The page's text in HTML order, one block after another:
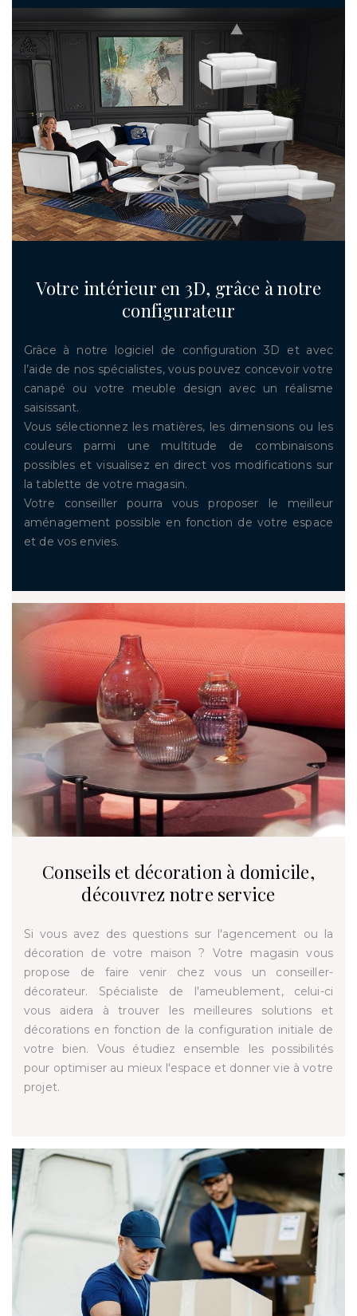
Votre intérieur en 3D, grâce à notre
configurateur
Grâce à notre logiciel de configuration 3D et avec
l’aide de nos spécialistes, vous pouvez concevoir votre
canapé ou votre meuble design avec un réalisme
saisissant.
Vous sélectionnez les matières, les dimensions ou les
couleurs parmi une multitude de combinaisons
possibles et visualisez en direct vos modifications sur
la tablette de votre magasin.
Votre conseiller pourra vous proposer le meilleur
aménagement possible en fonction de votre espace
et de vos envies.
Conseils et décoration à domicile,
découvrez notre service
Si vous avez des questions sur l'agencement ou la
décoration de votre maison ? Votre magasin vous
propose de faire venir chez vous un conseiller-
décorateur. Spécialiste de l'ameublement, celui-ci
vous aidera à trouver les meilleures solutions et
décorations en fonction de la configuration initiale de
votre bien. Vous étudiez ensemble les possibilités
pour optimiser au mieux l'espace et donner vie à votre
projet.